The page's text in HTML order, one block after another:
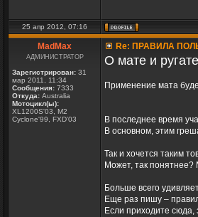
25 апр 2012, 07:16
MadMax
АДМИНИСТРАТОР
Зарегистрирован: 31
мар 2011, 11:34
Сообщения: 7333
Откуда: Australia
Мотоцикл(ы):
XL1200S'03, M2
Cyclone'99, FXD'03
Re: ПРАВИЛА
О мате и
Применение мата
В последнее время
В основном, этим
Так и хочется таким
Может, так понятнее?
Больше всего
Еще раз пишу –
Если приходите сюда,